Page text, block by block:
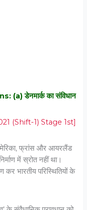
(a) डेनमार्क का संविधान
(Shift-1) Stage 1st]
फ्रांस और आयरलैंड
में स्रोत नहीं था।
कर भारतीय परिस्थितियों के